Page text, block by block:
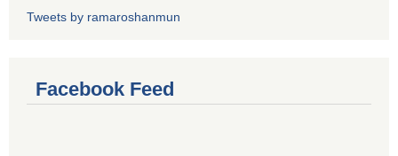
Tweets by ramaroshanmun
Facebook Feed